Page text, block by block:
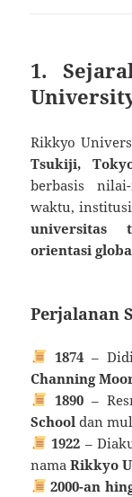
1.
Rikkyo
Tsukiji,
berbasis
waktu,
universitas
orientasi
Perjalanan
1874–
Channing
1890–
School dan
1922 –
namaRikkyo
2000-an